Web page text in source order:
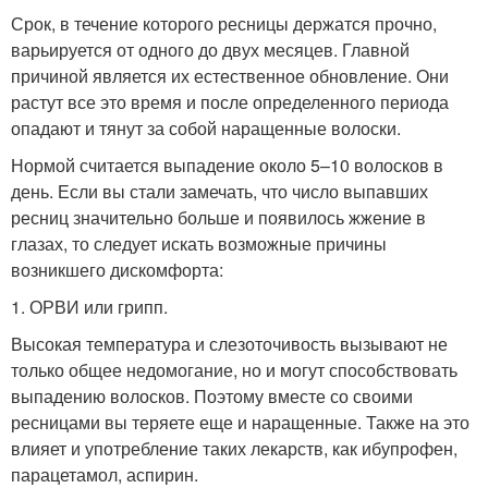
Срок, в течение которого ресницы держатся прочно,
варьируется от одного до двух месяцев. Главной
причиной является их естественное обновление. Они
растут все это время и после определенного периода
опадают и тянут за собой наращенные волоски.
Нормой считается выпадение около 5–10 волосков в
день. Если вы стали замечать, что число выпавших
ресниц значительно больше и появилось жжение в
глазах, то следует искать возможные причины
возникшего дискомфорта:
1. ОРВИ или грипп.
Высокая температура и слезоточивость вызывают не
только общее недомогание, но и могут способствовать
выпадению волосков. Поэтому вместе со своими
ресницами вы теряете еще и наращенные. Также на это
влияет и употребление таких лекарств, как ибупрофен,
парацетамол, аспирин.